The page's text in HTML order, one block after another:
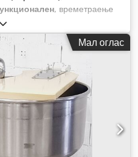
, времетраење
на последниот генерален
400 V, Сертифициран со
1.500 кг
, вкупна ширина:
мм
, влезна фреквенција:
осигурач:
Мал оглас